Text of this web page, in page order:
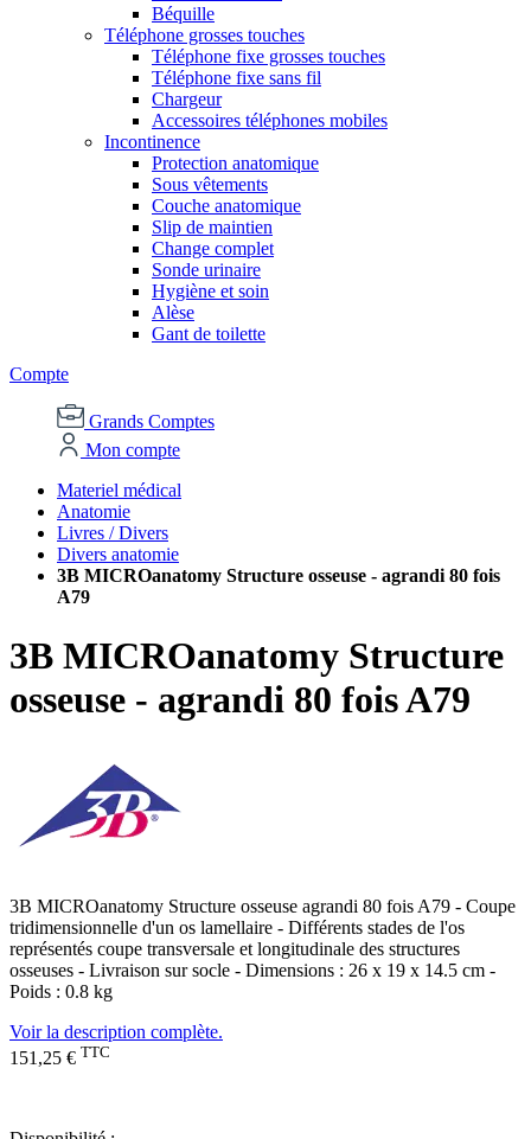
Béquille
Téléphone grosses touches
Téléphone fixe grosses touches
Téléphone fixe sans fil
Chargeur
Accessoires téléphones mobiles
Incontinence
Protection anatomique
Sous vêtements
Couche anatomique
Slip de maintien
Change complet
Sonde urinaire
Hygiène et soin
Alèse
Gant de toilette
Compte
Grands Comptes
Mon compte
Materiel médical
Anatomie
Livres / Divers
Divers anatomie
3B MICROanatomy Structure osseuse - agrandi 80 fois
A79
3B MICROanatomy Structure
osseuse - agrandi 80 fois A79
3B MICROanatomy Structure osseuse agrandi 80 fois A79 - Coupe
tridimensionnelle d'un os lamellaire - Différents stades de l'os
représentés coupe transversale et longitudinale des structures
osseuses - Livraison sur socle - Dimensions : 26 x 19 x 14.5 cm -
Poids : 0.8 kg
Voir la description complète.
151,25 € TTC